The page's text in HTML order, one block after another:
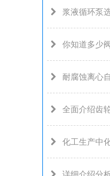
浆液循环泵
你知道多少
耐腐蚀离心
全面介绍齿
化工生产中